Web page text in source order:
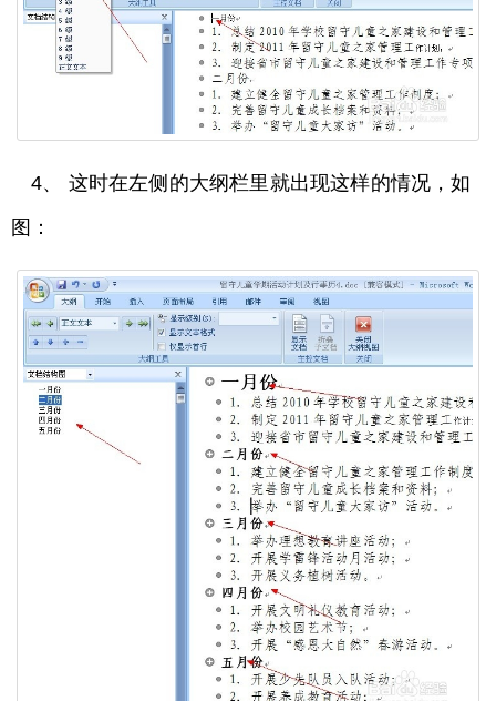
4、 这时在左侧的大纲栏里就出现这样的情况，如
图：